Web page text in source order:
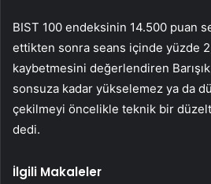
BIST 100 endeksinin 14.500 puan
ettikten sonra seans içinde yüzde
kaybetmesini değerlendiren
sonsuza kadar yükselemez ya da
çekilmeyi öncelikle teknik bir
dedi.
İlgili Makaleler